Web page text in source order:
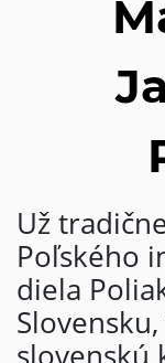
Už
Poľského
diela